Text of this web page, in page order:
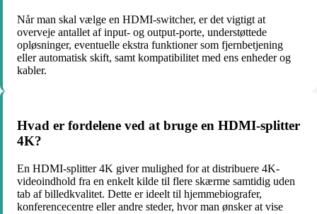
Når man skal vælge en HDMI-switcher, er det vigtigt at
overveje antallet af input- og output-porte, understøttede
opløsninger, eventuelle ekstra funktioner som fjernbetjening
eller automatisk skift, samt kompatibilitet med ens enheder og
kabler.
Hvad er fordelene ved at bruge en HDMI-splitter
4K?
En HDMI-splitter 4K giver mulighed for at distribuere 4K-
videoindhold fra en enkelt kilde til flere skærme samtidig uden
tab af billedkvalitet. Dette er ideelt til hjemmebiografer,
konferencecentre eller andre steder, hvor man ønsker at vise